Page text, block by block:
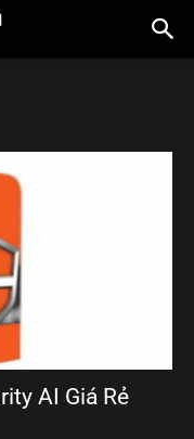
AI Giá Rẻ